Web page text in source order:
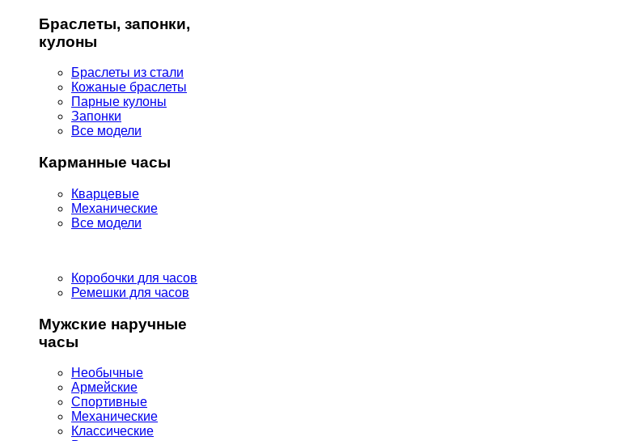
Браслеты, запонки,
кулоны
Браслеты из стали
Кожаные браслеты
Парные кулоны
Запонки
Все модели
Карманные часы
Кварцевые
Механические
Все модели
Коробочки для часов
Ремешки для часов
Мужские наручные
часы
Необычные
Армейские
Спортивные
Механические
Классические